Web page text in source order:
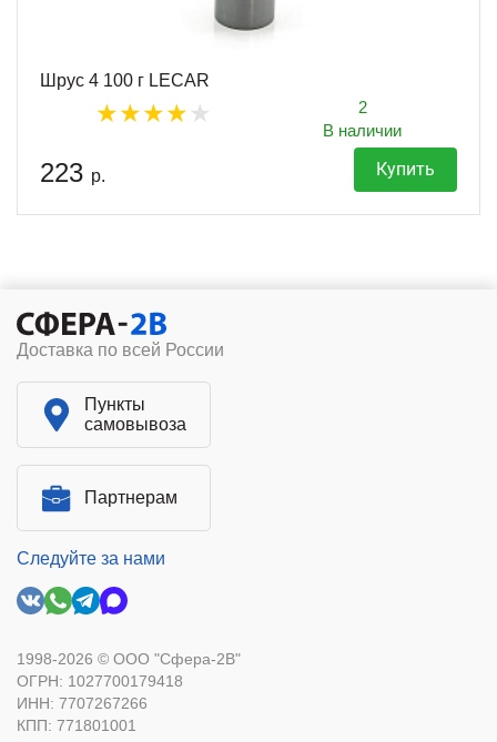
Шрус 4 100 г LECAR
2
В наличии
223 р. Купить
Доставка по всей России
Пункты
самовывоза
Партнерам
Следуйте за нами
1998-2026 © ООО "Сфера-2В"
ОГРН: 1027700179418
ИНН: 7707267266
КПП: 771801001